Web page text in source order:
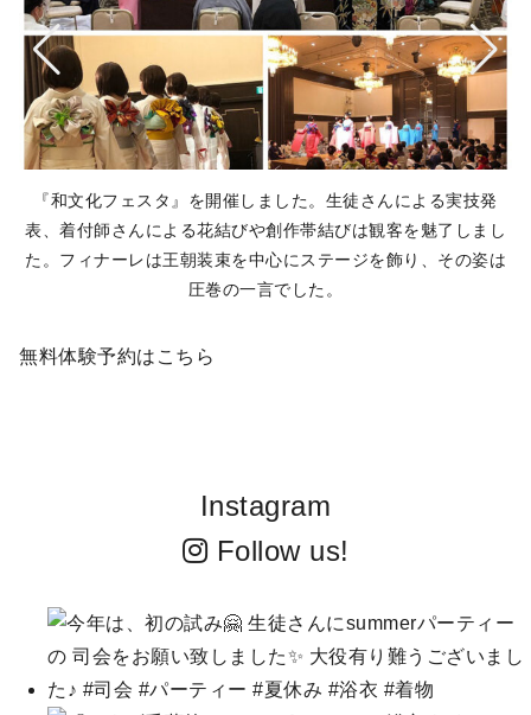
『和文化フェスタ』を開催しました。生徒さんによる実技発
表、着付師さんによる花結びや創作帯結びは観客を魅了しまし
た。フィナーレは王朝装束を中心にステージを飾り、その姿は
圧巻の一言でした。
無料体験予約はこちら
Instagram
Follow us!